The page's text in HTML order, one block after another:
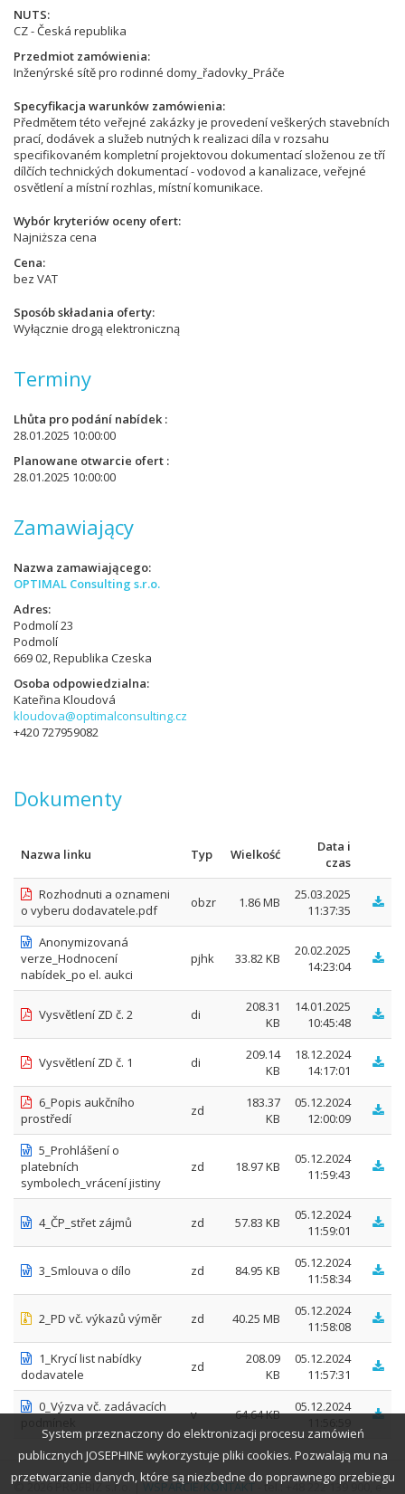
NUTS
CZ - Česká republika
Przedmiot zamówienia
Inženýrské sítě pro rodinné domy_řadovky_Práče
Specyfikacja warunków zamówienia
Předmětem této veřejné zakázky je provedení veškerých stavebních
prací, dodávek a služeb nutných k realizaci díla v rozsahu
specifikovaném kompletní projektovou dokumentací složenou ze tří
dílčích technických dokumentací - vodovod a kanalizace, veřejné
osvětlení a místní rozhlas, místní komunikace.
Wybór kryteriów oceny ofert
Najniższa cena
Cena
bez VAT
Sposób składania oferty
Wyłącznie drogą elektroniczną
Terminy
Lhůta pro podání nabídek
28.01.2025 10:00:00
Planowane otwarcie ofert
28.01.2025 10:00:00
Zamawiający
Nazwa zamawiającego
OPTIMAL Consulting s.r.o.
Adres
Podmolí 23
Podmolí
669 02, Republika Czeska
Osoba odpowiedzialna
Kateřina Kloudová
kloudova@optimalconsulting.cz
+420 727959082
Dokumenty
Nazwa linku Typ Wielkość
Data i
czas
Rozhodnuti a oznameni
o vyberu dodavatele.pdf
obzr 1.86 MB
25.03.2025
11:37:35
Anonymizovaná
verze_Hodnocení
nabídek_po el. aukci
pjhk 33.82 KB
20.02.2025
14:23:04
Vysvětlení ZD č. 2 di
208.31
KB
14.01.2025
10:45:48
Vysvětlení ZD č. 1 di
209.14
KB
18.12.2024
14:17:01
6_Popis aukčního
prostředí
zd
183.37
KB
05.12.2024
12:00:09
5_Prohlášení o
platebních
symbolech_vrácení jistiny
zd 18.97 KB
05.12.2024
11:59:43
4_ČP_střet zájmů zd 57.83 KB
05.12.2024
11:59:01
3_Smlouva o dílo zd 84.95 KB
05.12.2024
11:58:34
2_PD vč. výkazů výměr zd 40.25 MB
05.12.2024
11:58:08
1_Krycí list nabídky
dodavatele
zd
208.09
KB
05.12.2024
11:57:31
0_Výzva vč. zadávacích
v 64.64 KB
05.12.2024
© 2026 PROEBIZ s.r.o. |WSPARCIE/KONTAKT- tel.: +48 222 139 900, e-
System przeznaczony do elektronizacji procesu zamówień
publicznych JOSEPHINE wykorzystuje pliki cookies. Pozwalają mu na
przetwarzanie danych, które są niezbędne do poprawnego przebiegu